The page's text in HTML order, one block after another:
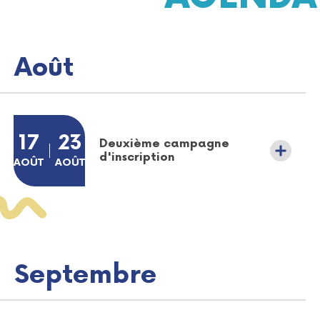
Août
Deuxième campagne
d'inscription
DU
17
AOÛTAOÛT
AU
23
AOÛTAOÛT
Plus d'informations sur l'évènement Soirée bien-être au
Septembre